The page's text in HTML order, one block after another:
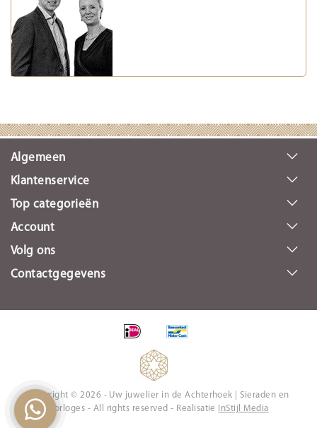
Algemeen
Klantenservice
Top categorieën
Account
Volg ons
Contactgegevens
Copyright © 2026 - Uw juwelier in de Achterhoek | Sieraden en
Horloges - All rights reserved - Realisatie
InStijl Media